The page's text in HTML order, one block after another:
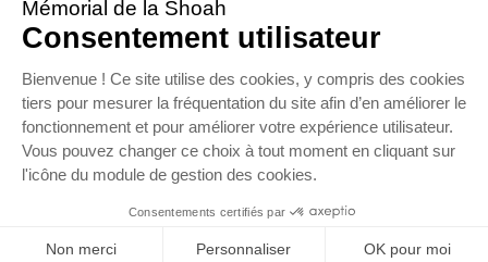
SUIVEZ-NOUS SUR TIKTOK
SUIVEZ-NOUS SUR LINKEDIN
Mémorial de la Shoah